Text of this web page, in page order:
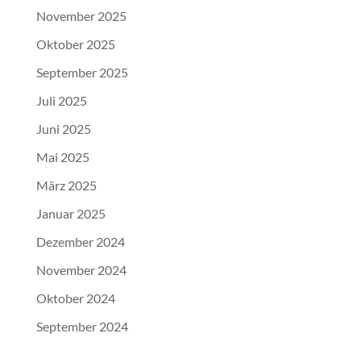
November 2025
Oktober 2025
September 2025
Juli 2025
Juni 2025
Mai 2025
März 2025
Januar 2025
Dezember 2024
November 2024
Oktober 2024
September 2024